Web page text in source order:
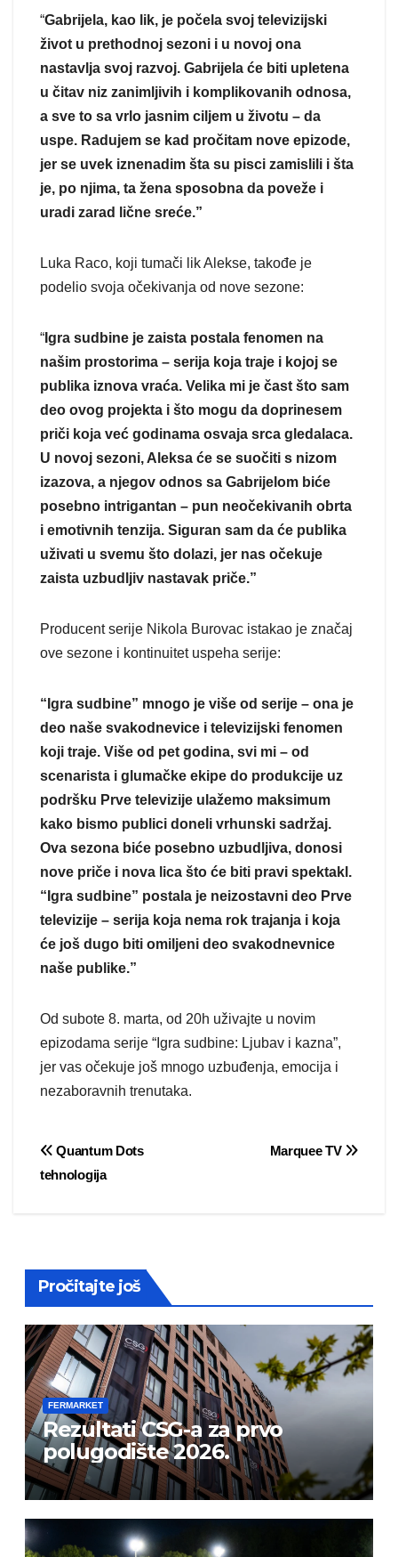
“Gabrijela, kao lik, je počela svoj televizijski
život u prethodnoj sezoni i u novoj ona
nastavlja svoj razvoj. Gabrijela će biti upletena
u čitav niz zanimljivih i komplikovanih odnosa,
a sve to sa vrlo jasnim ciljem u životu – da
uspe. Radujem se kad pročitam nove epizode,
jer se uvek iznenadim šta su pisci zamislili i šta
je, po njima, ta žena sposobna da poveže i
uradi zarad lične sreće.”
Luka Raco, koji tumači lik Alekse, takođe je
podelio svoja očekivanja od nove sezone:
“ Igra sudbine je zaista postala fenomen na
našim prostorima – serija koja traje i kojoj se
publika iznova vraća. Velika mi je čast što sam
deo ovog projekta i što mogu da doprinesem
priči koja već godinama osvaja srca gledalaca.
U novoj sezoni, Aleksa će se suočiti s nizom
izazova, a njegov odnos sa Gabrijelom biće
posebno intrigantan – pun neočekivanih obrta
i emotivnih tenzija. Siguran sam da će publika
uživati u svemu što dolazi, jer nas očekuje
zaista uzbudljiv nastavak priče.”
Producent serije Nikola Burovac istakao je značaj
ove sezone i kontinuitet uspeha serije:
“Igra sudbine” mnogo je više od serije – ona je
deo naše svakodnevice i televizijski fenomen
koji traje. Više od pet godina, svi mi – od
scenarista i glumačke ekipe do produkcije uz
podršku Prve televizije ulažemo maksimum
kako bismo publici doneli vrhunski sadržaj.
Ova sezona biće posebno uzbudljiva, donosi
nove priče i nova lica što će biti pravi spektakl.
“Igra sudbine” postala je neizostavni deo Prve
televizije – serija koja nema rok trajanja i koja
će još dugo biti omiljeni deo svakodnevnice
naše publike.”
Od subote 8. marta, od 20h uživajte u novim
epizodama serije “Igra sudbine: Ljubav i kazna”,
jer vas očekuje još mnogo uzbuđenja, emocija i
nezaboravnih trenutaka.
Post
navigation
Marquee TV
Quantum Dots
tehnologija
Pročitajte još
FERMARKET
Rezultati CSG-a za prvo
polugodište 2026.